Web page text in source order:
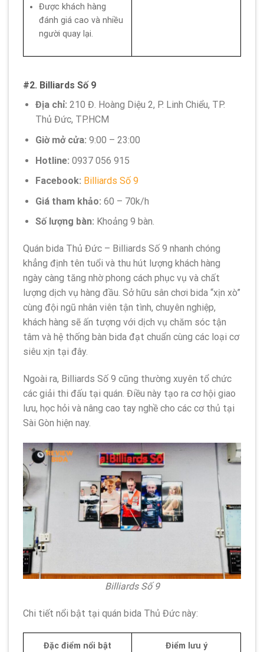
Được khách hàng
đánh giá cao và nhiều
người quay lại.
#2. Billiards Số 9
Địa chỉ: 210 Đ. Hoàng Diệu 2, P. Linh Chiểu, TP.
Thủ Đức, TP.HCM
Giờ mở cửa: 9:00 – 23:00
Hotline: 0937 056 915
Facebook: Billiards Số 9
Giá tham khảo: 60 – 70k/h
Số lượng bàn: Khoảng 9 bàn.
Quán bida Thủ Đức – Billiards Số 9 nhanh chóng
khẳng định tên tuổi và thu hút lượng khách hàng
ngày càng tăng nhờ phong cách phục vụ và chất
lượng dịch vụ hàng đầu. Sở hữu sân chơi bida “xịn xò”
cùng đội ngũ nhân viên tận tình, chuyên nghiệp,
khách hàng sẽ ấn tượng với dịch vụ chăm sóc tận
tâm và hệ thống bàn bida đạt chuẩn cùng các loại cơ
siêu xịn tại đây.
Ngoài ra, Billiards Số 9 cũng thường xuyên tổ chức
các giải thi đấu tại quán. Điều này tạo ra cơ hội giao
lưu, học hỏi và nâng cao tay nghề cho các cơ thủ tại
Sài Gòn hiện nay.
Billiards Số 9
Chi tiết nổi bật tại quán bida Thủ Đức này:
Đặc điểm nổi bật Điểm lưu ý